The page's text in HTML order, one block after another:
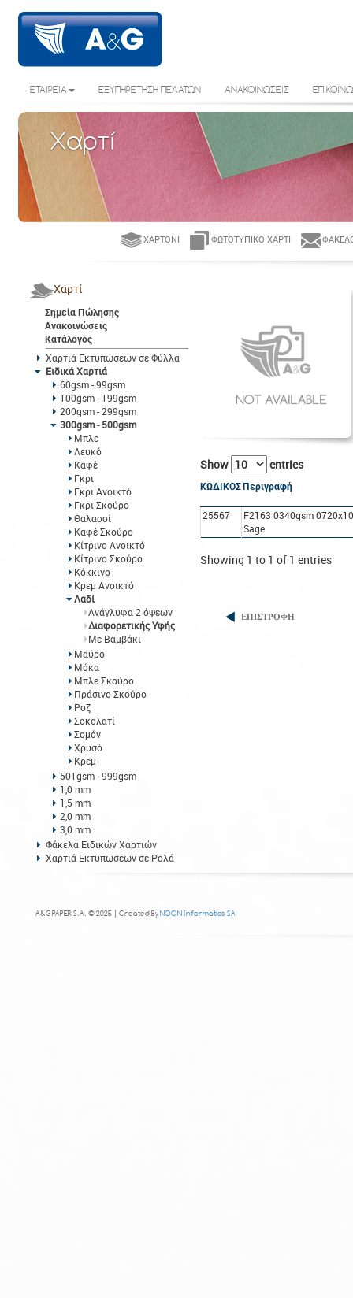
ΕΤΑΙΡΕΙΑ ΕΞΥΠΗΡΕΤΗΣΗ ΠΕΛΑΤΩΝ ΑΝΑΚΟΙΝΩΣΕΙΣ
Χαρτί
ΧΑΡΤΌΝΙ ΦΩΤΟΤΥΠΙΚΌ ΧΑΡΤΊ
Χαρτί
Σημεία Πώλησης
Ανακοινώσεις
Κατάλογος
Χαρτιά Εκτυπώσεων σε Φύλλα
Ειδικά Χαρτιά
60gsm - 99gsm
100gsm - 199gsm
200gsm - 299gsm
300gsm - 500gsm
Μπλε
Λευκό
Καφέ
Γκρι
Γκρι Ανοικτό
Γκρι Σκούρο
Θαλασσί
Καφέ Σκούρο
Κίτρινο Ανοικτό
Κίτρινο Σκούρο
Κόκκινο
Κρεμ Ανοικτό
Λαδί
Ανάγλυφα 2 όψεων
Διαφορετικής Υφής
Με Βαμβάκι
Μαύρο
Μόκα
Μπλε Σκούρο
Πράσινο Σκούρο
Ροζ
Σοκολατί
Σομόν
Χρυσό
Κρεμ
501gsm - 999gsm
1,0 mm
1,5 mm
2,0 mm
3,0 mm
Φάκελα Ειδικών Χαρτιών
Χαρτιά Εκτυπώσεων σε Ρολά
Show entries
ΚΩΔΙΚΟΣΠεριγραφή
25567
F2163 0340gsm
Sage
Showing 1 to 1 of 1 entries
ΕΠΙΣΤΡΟΦΗ
A&G PAPER S.A. © 2025 | Created ByNOON Informatics SA